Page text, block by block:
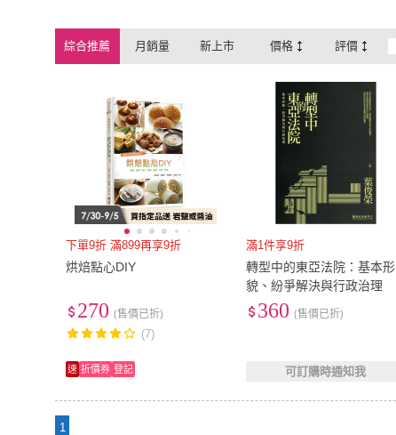
綜合推薦 月銷量 新上市 價格 評價
下單9折 滿899再享9折
烘焙點心DIY
270 (售價已折)
(7)
速 折價券 登記
滿1件享9折
轉型中的東亞法院：基本形
貌、紛爭解決與行政治理
360 (售價已折)
可訂購時通知我
1